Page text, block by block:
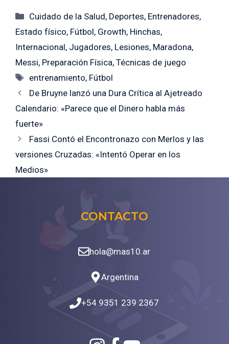
Categorías
Cuidado de la Salud, Deportes, Entrenadores,
Estado físico, Fútbol, Growth, Hinchas,
Internacional, Jugadores, Lesiones, Maradona,
Messi, Preparación Física, Técnicas de juego
Etiquetas
entrenamiento, Fútbol
De Bruyne lanzó una Dura Crítica al Ajetreado
Calendario: «Parece que el Dinero habla más
fuerte»
Fassi Contó el Encontronazo con Merlos y las
versiones Cruzadas: «Intentó Operar en los
Medios»
CONTACTO
hola@mas10.ar
Argentina
+54 9351 239 2367